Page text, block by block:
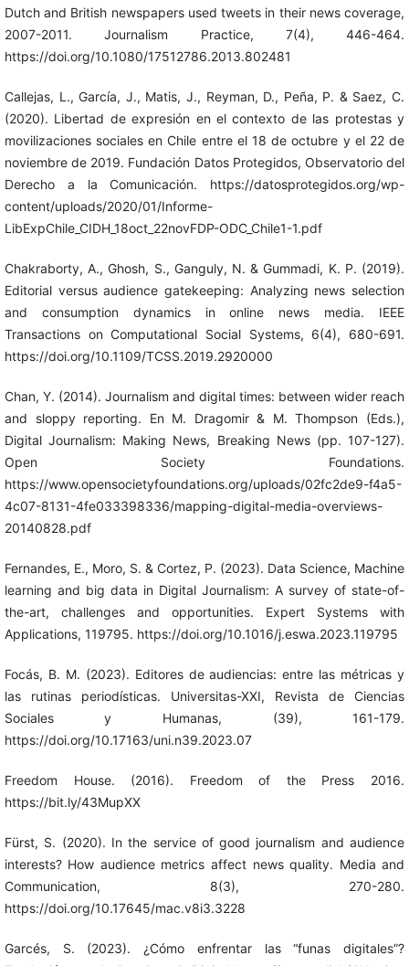
Dutch and British newspapers used tweets in their news coverage,
2007-2011. Journalism Practice, 7(4), 446-464.
https://doi.org/10.1080/17512786.2013.802481
Callejas, L., García, J., Matis, J., Reyman, D., Peña, P. & Saez, C.
(2020). Libertad de expresión en el contexto de las protestas y
movilizaciones sociales en Chile entre el 18 de octubre y el 22 de
noviembre de 2019. Fundación Datos Protegidos, Observatorio del
Derecho a la Comunicación. https://datosprotegidos.org/wp-
content/uploads/2020/01/Informe-
LibExpChile_CIDH_18oct_22novFDP-ODC_Chile1-1.pdf
Chakraborty, A., Ghosh, S., Ganguly, N. & Gummadi, K. P. (2019).
Editorial versus audience gatekeeping: Analyzing news selection
and consumption dynamics in online news media. IEEE
Transactions on Computational Social Systems, 6(4), 680-691.
https://doi.org/10.1109/TCSS.2019.2920000
Chan, Y. (2014). Journalism and digital times: between wider reach
and sloppy reporting. En M. Dragomir & M. Thompson (Eds.),
Digital Journalism: Making News, Breaking News (pp. 107-127).
Open Society Foundations.
https://www.opensocietyfoundations.org/uploads/02fc2de9-f4a5-
4c07-8131-4fe033398336/mapping-digital-media-overviews-
20140828.pdf
Fernandes, E., Moro, S. & Cortez, P. (2023). Data Science, Machine
learning and big data in Digital Journalism: A survey of state-of-
the-art, challenges and opportunities. Expert Systems with
Applications, 119795. https://doi.org/10.1016/j.eswa.2023.119795
Focás, B. M. (2023). Editores de audiencias: entre las métricas y
las rutinas periodísticas. Universitas-XXI, Revista de Ciencias
Sociales y Humanas, (39), 161-179.
https://doi.org/10.17163/uni.n39.2023.07
Freedom House. (2016). Freedom of the Press 2016.
https://bit.ly/43MupXX
Fürst, S. (2020). In the service of good journalism and audience
interests? How audience metrics affect news quality. Media and
Communication, 8(3), 270-280.
https://doi.org/10.17645/mac.v8i3.3228
Garcés, S. (2023). ¿Cómo enfrentar las “funas digitales”?